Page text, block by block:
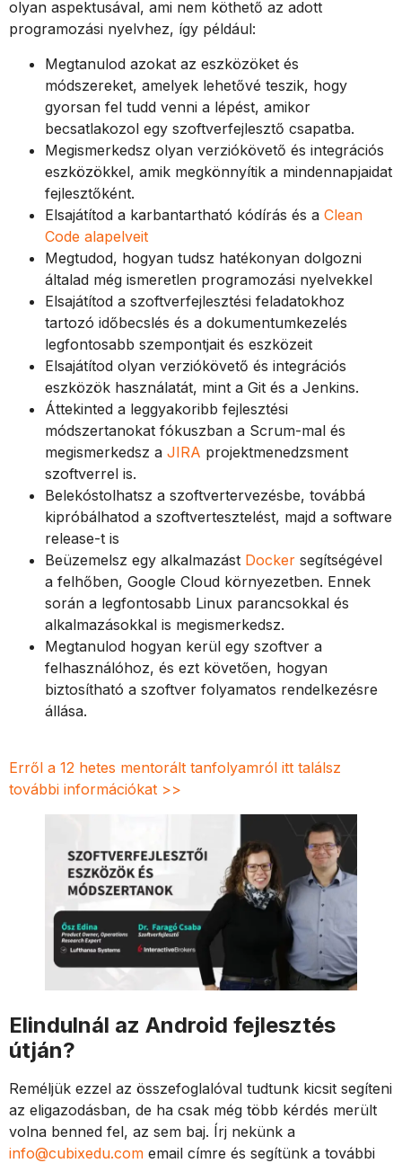
olyan aspektusával, ami nem köthető az adott
programozási nyelvhez, így például:
Megtanulod azokat az eszközöket és
módszereket, amelyek lehetővé teszik, hogy
gyorsan fel tudd venni a lépést, amikor
becsatlakozol egy szoftverfejlesztő csapatba.
Megismerkedsz olyan verziókövető és integrációs
eszközökkel, amik megkönnyítik a mindennapjaidat
fejlesztőként.
Elsajátítod a karbantartható kódírás és a Clean
Code alapelveit
Megtudod, hogyan tudsz hatékonyan dolgozni
általad még ismeretlen programozási nyelvekkel
Elsajátítod a szoftverfejlesztési feladatokhoz
tartozó időbecslés és a dokumentumkezelés
legfontosabb szempontjait és eszközeit
Elsajátítod olyan verziókövető és integrációs
eszközök használatát, mint a Git és a Jenkins.
Áttekinted a leggyakoribb fejlesztési
módszertanokat fókuszban a Scrum-mal és
megismerkedsz a JIRA projektmenedzsment
szoftverrel is.
Belekóstolhatsz a szoftvertervezésbe, továbbá
kipróbálhatod a szoftvertesztelést, majd a software
release-t is
Beüzemelsz egy alkalmazást Docker segítségével
a felhőben, Google Cloud környezetben. Ennek
során a legfontosabb Linux parancsokkal és
alkalmazásokkal is megismerkedsz.
Megtanulod hogyan kerül egy szoftver a
felhasználóhoz, és ezt követően, hogyan
biztosítható a szoftver folyamatos rendelkezésre
állása.
Erről a 12 hetes mentorált tanfolyamról itt találsz
további információkat >>
Elindulnál az Android fejlesztés
útján?
Reméljük ezzel az összefoglalóval tudtunk kicsit segíteni
az eligazodásban, de ha csak még több kérdés merült
volna benned fel, az sem baj. Írj nekünk a
info@cubixedu.com email címre és segítünk a további